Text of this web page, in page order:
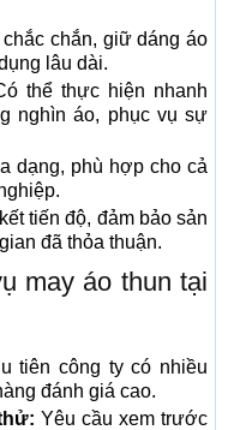
chắn, giữ dáng áo
lâu dài.
thể thực hiện nhanh
nghìn áo, phục vụ sự
dạng, phù hợp cho cả
tiến độ, đảm bảo sản
đã thỏa thuận.
may áo thun tại
tiên công ty có nhiều
đánh giá cao.
Yêu cầu xem trước